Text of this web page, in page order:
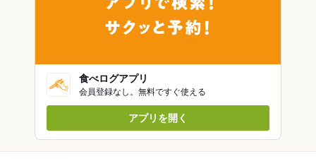
食べログアプリ
会員登録なし。無料ですぐ使える
アプリを開く